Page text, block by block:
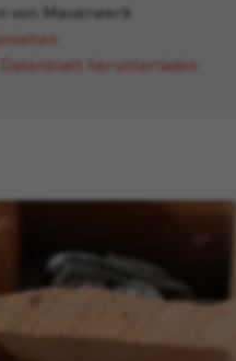
von Mauerwerk
Datenblatt herunterladen